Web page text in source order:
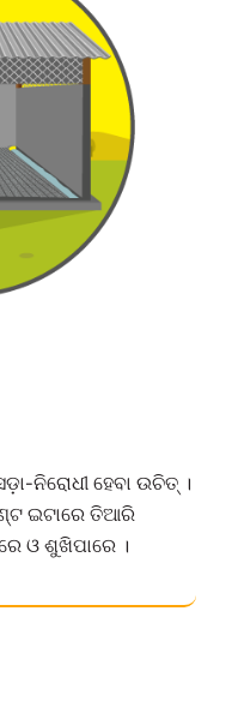
ନିରୋଧୀ ହେବା ଉଚିତ୍ ।
ଇଟାରେ ତିଆରି
ଓ ଶୁଖିପାରେ ।